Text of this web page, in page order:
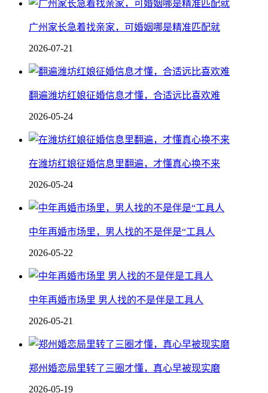
广州家长急着找亲家，可婚姻哪是精准匹配就
2026-07-21
翻遍潍坊红娘征婚信息才懂，合适远比喜欢难
2026-05-24
在潍坊红娘征婚信息里翻遍，才懂真心换不来
2026-05-24
中年再婚市场里，男人找的不是伴是“工具人
2026-05-22
中年再婚市场里 男人找的不是伴是工具人
2026-05-21
郑州婚恋局里转了三圈才懂，真心早被现实磨
2026-05-19